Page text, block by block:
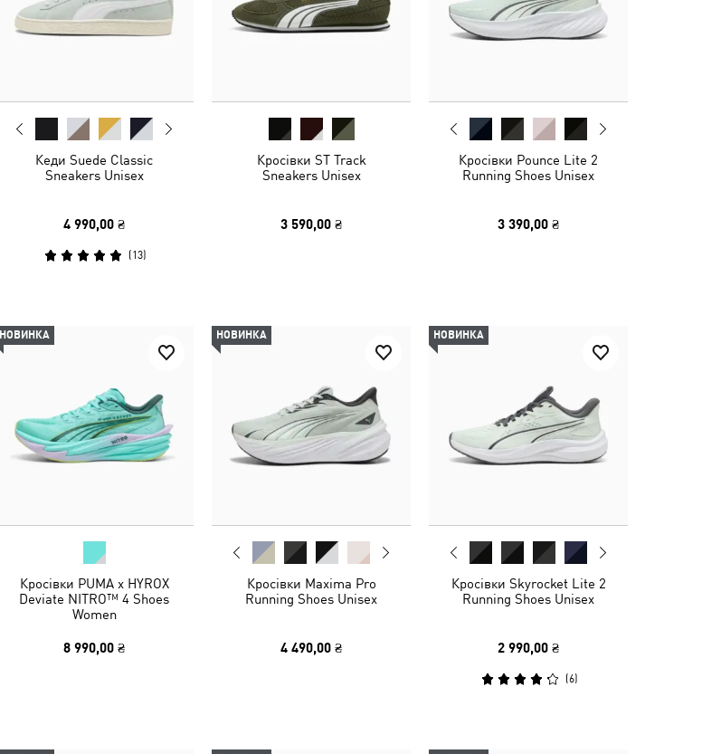
Кеди Suede Classic
Sneakers Unisex
4 990,00 ₴
(13)
Кросівки ST Track
Sneakers Unisex
3 590,00 ₴
Кросівки Pounce Lite 2
Running Shoes Unisex
3 390,00 ₴
НОВИНКА
Кросівки PUMA x HYROX
Deviate NITRO™ 4 Shoes
Women
8 990,00 ₴
НОВИНКА
Кросівки Maxima Pro
Running Shoes Unisex
4 490,00 ₴
НОВИНКА
Кросівки Skyrocket Lite 2
Running Shoes Unisex
2 990,00 ₴
(6)